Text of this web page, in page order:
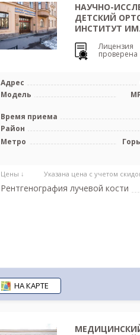
НАУЧНО-
ДЕТСКИЙ
ИНСТИТУТ
Лицензия
проверена
Адрес
Модель
Время приема
Район
Метро
Цены ↓ Указана цена с учетом
Рентгенография лучевой кости
НА КАРТЕ